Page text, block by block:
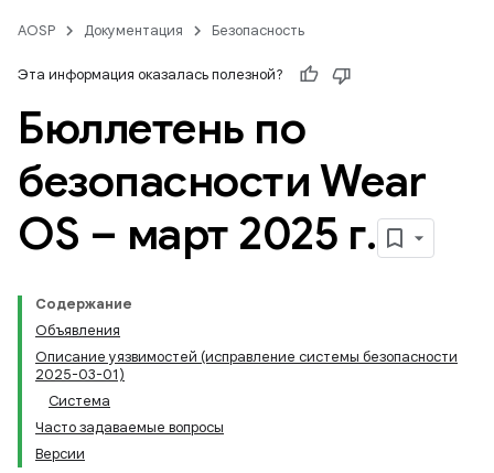
AOSP Документация Безопасность
Эта информация оказалась полезной?
Бюллетень по
безопасности Wear
OS – март 2025 г.
Содержание
Объявления
Описание уязвимостей (исправление системы безопасности
2025-03-01)
Система
Часто задаваемые вопросы
Версии